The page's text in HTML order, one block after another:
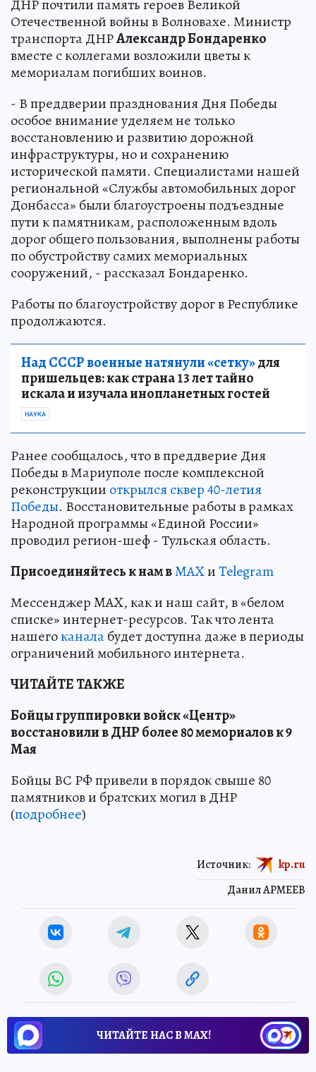
ДНР почтили память героев Великой
Отечественной войны в Волновахе. Министр
транспорта ДНРАлександр Бондаренко
вместе с коллегами возложили цветы к
мемориалам погибших воинов.
- В преддверии празднования Дня Победы
особое внимание уделяем не только
восстановлению и развитию дорожной
инфраструктуры, но и сохранению
исторической памяти. Специалистами нашей
региональной «Службы автомобильных дорог
Донбасса» были благоустроены подъездные
пути к памятникам, расположенным вдоль
дорог общего пользования, выполнены работы
по обустройству самих мемориальных
сооружений, - рассказал Бондаренко.
Работы по благоустройству дорог в Республике
продолжаются.
Над СССР военные натянули «сетку»для
пришельцев: как страна 13 лет тайно
искала и изучала инопланетных гостей
НАУКА
Ранее сообщалось, что в преддверие Дня
Победы в Мариуполе после комплексной
реконструкции открылся сквер 40-летия
Победы. Восстановительные работы в рамках
Народной программы «Единой России»
проводил регион-шеф - Тульская область.
Присоединяйтесь к нам вMAXиTelegram
Мессенджер MAX, как и наш сайт, в «белом
списке» интернет-ресурсов. Так что лента
нашегоканалабудет доступна даже в периоды
ограничений мобильного интернета.
ЧИТАЙТЕ ТАКЖЕ
Бойцы группировки войск «Центр»
восстановили в ДНР более 80 мемориалов к 9
Мая
Бойцы ВС РФ привели в порядок свыше 80
памятников и братских могил в ДНР
(подробнее)
Данил АРМЕЕВ
Источник: kp.ru
ЧИТАЙТЕ НАС В МАХ!